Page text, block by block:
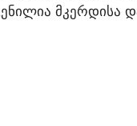
მკერდისა